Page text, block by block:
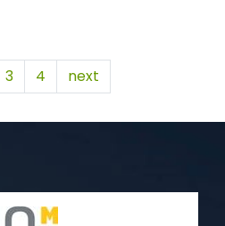
3 4 next